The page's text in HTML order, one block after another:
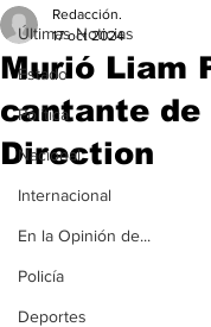
Últimas Noticias
Estado
Política
Nacional
Internacional
En la Opinión de...
Policía
Deportes
Murió Liam
cantante de
Direction
Redacción.
17 oct 2024